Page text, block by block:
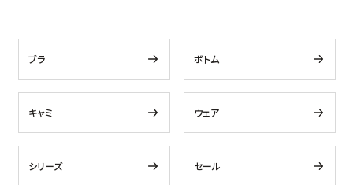
ブラ ボトム
キャミ ウェア
シリーズ セール